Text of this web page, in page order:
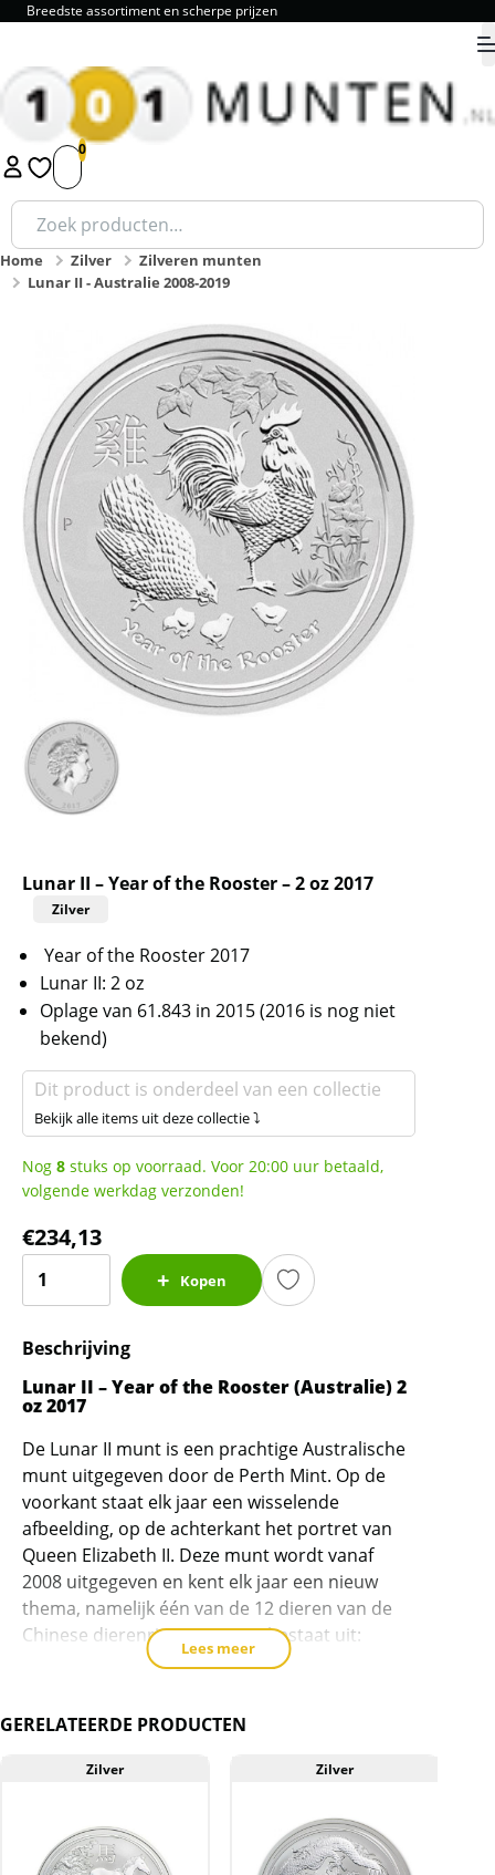
Breedste assortiment en scherpe prijzen
1 2 3 4 5 9.8
Zoeken
naar:
Home Zilver
Zilveren munten
Lunar II - Australie 2008-2019
Lunar II – Year of the Rooster – 2 oz 2017
Zilver
Year of the Rooster 2017
Lunar II: 2 oz
Oplage van 61.843 in 2015 (2016 is nog niet
bekend)
Dit product is onderdeel van een collectie
Bekijk alle items uit deze collectie ⤵
Nog 8 stuks op voorraad. Voor 20:00 uur betaald,
volgende werkdag verzonden!
€234,13
Year
of
the
-
2
oz
2017
aantal
Kopen
Beschrijving
Lunar II – Year of the Rooster (Australie) 2
oz 2017
De Lunar II munt is een prachtige Australische
munt uitgegeven door de Perth Mint. Op de
voorkant staat elk jaar een wisselende
afbeelding, op de achterkant het portret van
Queen Elizabeth II. Deze munt wordt vanaf
2008 uitgegeven en kent elk jaar een nieuw
thema, namelijk één van de 12 dieren van de
Chinese dierenriem. De serie bestaat uit:
2009: Os – 18.570 oplage
2010: Tijger – 63.005 oplage
2012: Draak – 118.738 oplage
Lees meer
GERELATEERDE PRODUCTEN
Zilver Zilver